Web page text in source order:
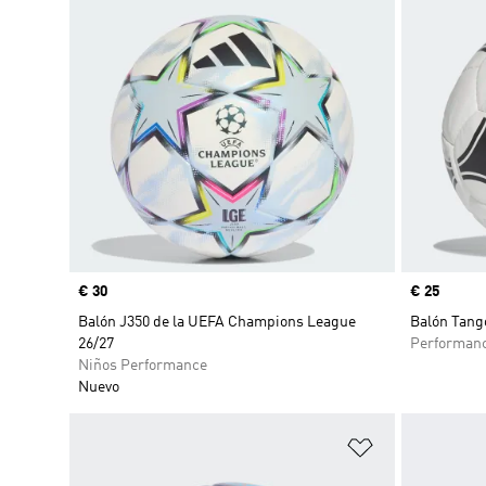
Precio
€ 30
Balón J350 de la UEFA Champions League
26/27
Niños Performance
Nuevo
Precio
€ 25
Balón